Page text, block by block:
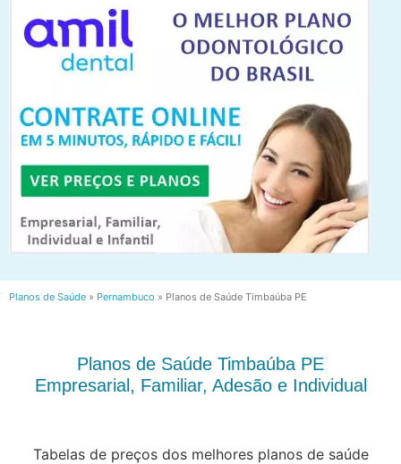
Planos de Saúde » Pernambuco » Planos de Saúde Timbaúba PE
Planos de Saúde Timbaúba PE
Empresarial, Familiar, Adesão e Individual
Tabelas de preços dos melhores planos de saúde